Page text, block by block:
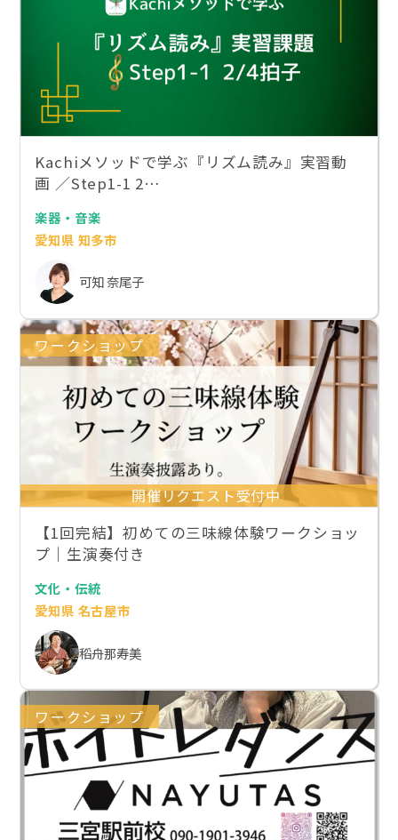
Kachiメソッドで学ぶ『リズム読み』実習動
画 ／Step1-1 2…
楽器・音楽
愛知県 知多市
可知 奈尾子
ワークショップ
開催リクエスト受付中
【1回完結】初めての三味線体験ワークショッ
プ｜生演奏付き
文化・伝統
愛知県 名古屋市
稻舟那寿美
ワークショップ